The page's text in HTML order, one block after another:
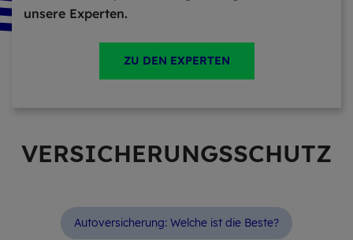
unsere Experten.
ZU DEN EXPERTEN
VER­SI­CHE­RUNGS­SCHUTZ
Autoversicherung: Welche ist die Beste?